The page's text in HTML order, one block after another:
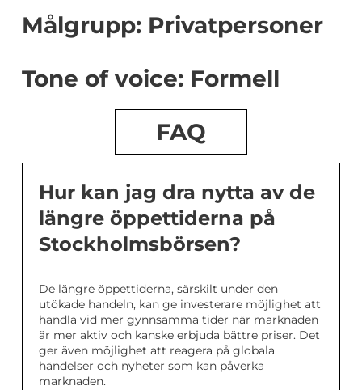
Målgrupp: Privatpersoner
Tone of voice: Formell
FAQ
Hur kan jag dra nytta av de
längre öppettiderna på
Stockholmsbörsen?
De längre öppettiderna, särskilt under den
utökade handeln, kan ge investerare möjlighet att
handla vid mer gynnsamma tider när marknaden
är mer aktiv och kanske erbjuda bättre priser. Det
ger även möjlighet att reagera på globala
händelser och nyheter som kan påverka
marknaden.